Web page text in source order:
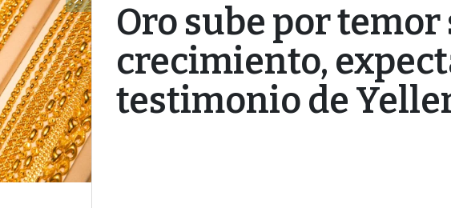
Oro sube por temor
crecimiento,
testimonio de